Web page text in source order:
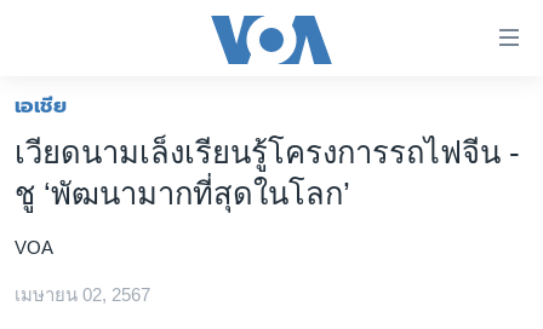
ต่อ
ข้าม
ไป
เนื้อหา
ข้าม
ไป
โลก
เอเชีย
สหรัฐฯ
ไทย
เอเชีย
เวียดนามเล็งเรียนรู้โครงการรถไฟจีน -
ชู ‘พัฒนามากที่สุดในโลก’
VOA
เมษายน 02, 2567